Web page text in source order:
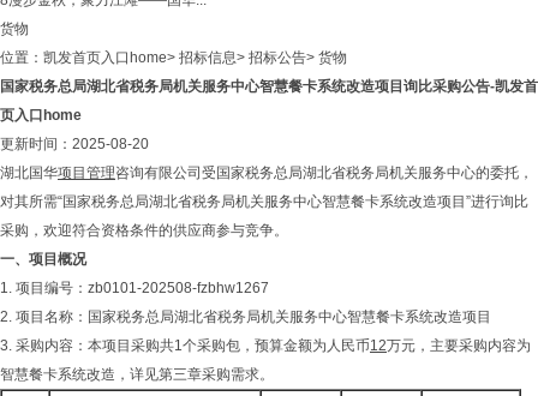
货物
位置： 凯发首页入口home> 招标信息> 招标公告> 货物
国家税务总局湖北省税务局机关服务中心智慧餐卡系统改造项目询比采购公告-凯发首
页入口home
更新时间：2025-08-20
湖北国华项目管理咨询有限公司受国家税务总局湖北省税务局机关服务中心的委托，
对其所需“国家税务总局湖北省税务局机关服务中心智慧餐卡系统改造项目”进行询比
采购，欢迎符合资格条件的供应商参与竞争。
一、项目概况
1. 项目编号：zb0101-202508-fzbhw1267
2. 项目名称：国家税务总局湖北省税务局机关服务中心智慧餐卡系统改造项目
3. 采购内容：本项目采购共1个采购包，预算金额为人民币12万元，主要采购内容为
智慧餐卡系统改造，详见第三章采购需求。